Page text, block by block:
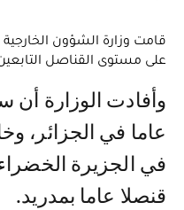
قامت وزارة الشؤون الخارجية
على مستوى القناصل
وأفادت الوزارة أن سعيد هال عُين قنصلا
عاما في الجزائر،
في الجزيرة
قنصلا عاما بمدريد.